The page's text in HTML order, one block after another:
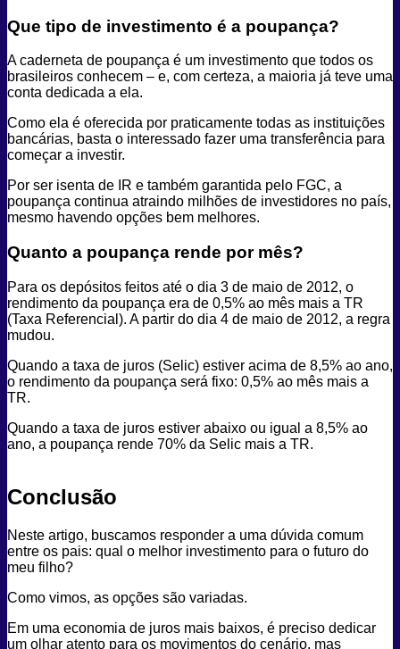
Que tipo de investimento é a poupança?
A caderneta de poupança é um investimento que todos os
brasileiros conhecem – e, com certeza, a maioria já teve uma
conta dedicada a ela.
Como ela é oferecida por praticamente todas as instituições
bancárias, basta o interessado fazer uma transferência para
começar a investir.
Por ser isenta de IR e também garantida pelo FGC, a
poupança continua atraindo milhões de investidores no país,
mesmo havendo opções bem melhores.
Quanto a poupança rende por mês?
Para os depósitos feitos até o dia 3 de maio de 2012, o
rendimento da poupança era de 0,5% ao mês mais a TR
(Taxa Referencial). A partir do dia 4 de maio de 2012, a regra
mudou.
Quando a taxa de juros (Selic) estiver acima de 8,5% ao ano,
o rendimento da poupança será fixo: 0,5% ao mês mais a
TR.
Quando a taxa de juros estiver abaixo ou igual a 8,5% ao
ano, a poupança rende 70% da Selic mais a TR.
Conclusão
Neste artigo, buscamos responder a uma dúvida comum
entre os pais: qual o melhor investimento para o futuro do
meu filho?
Como vimos, as opções são variadas.
Em uma economia de juros mais baixos, é preciso dedicar
um olhar atento para os movimentos do cenário, mas